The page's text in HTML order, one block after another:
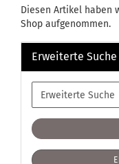
Diesen Artikel haben
Shop aufgenommen.
Erweiterte Suche
Erweiterte
Suche